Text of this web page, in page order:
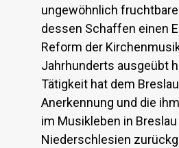
ungewöhnlich
dessen Schaffen einen
Reform der
Jahrhunderts ausgeübt
Tätigkeit hat dem
Anerkennung und die
im Musikleben in Breslau
Niederschlesien